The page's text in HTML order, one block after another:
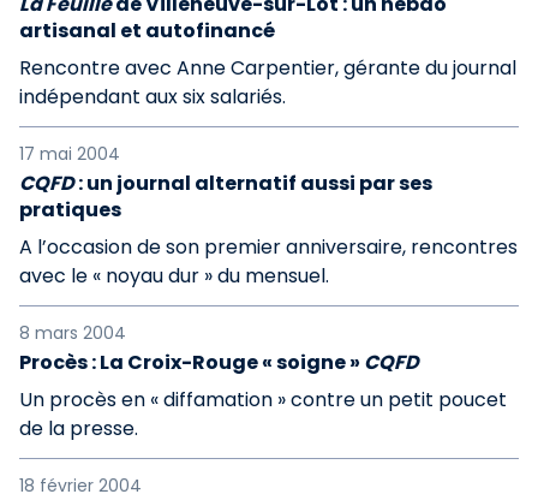
artisanal et autofinancé
Rencontre avec Anne Carpentier, gérante du journal
indépendant aux six salariés.
17 mai 2004
CQFD: un journal alternatif aussi par ses
pratiques
A l’occasion de son premier anniversaire, rencontres
avec le « noyau dur » du mensuel.
8 mars 2004
Procès : La Croix-Rouge « soigne » CQFD
Un procès en « diffamation » contre un petit poucet
de la presse.
18 février 2004